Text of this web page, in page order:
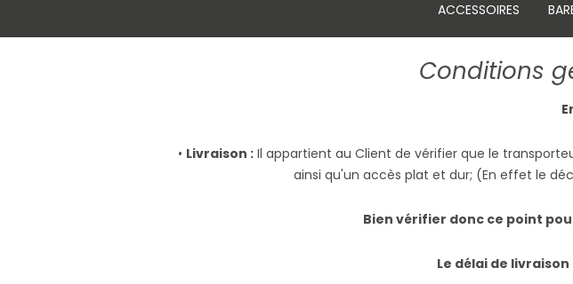
ACCESSOIRES
Conditions
• Livraison : Il appartient au Client de vérifier que le
ainsi qu'un accès plat et dur; (En effet le
Bien vérifier donc ce point
Le délai de